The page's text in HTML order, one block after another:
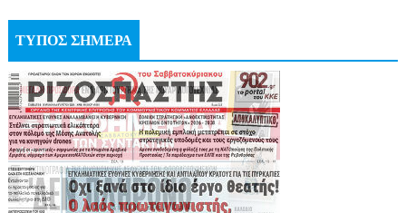
ΤΥΠΟΣ ΣΗΜΕΡΑ